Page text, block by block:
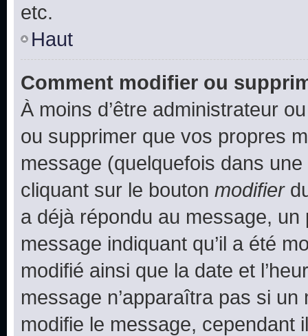
etc.
Haut
Comment modifier ou
À moins d’être administrateur
ou supprimer que vos propres
message (quelquefois dans
cliquant sur le bouton modifier
a déjà répondu au message, un
message indiquant qu’il a été
modifié ainsi que la date et
message n’apparaîtra pas si
modifie le message, cependant